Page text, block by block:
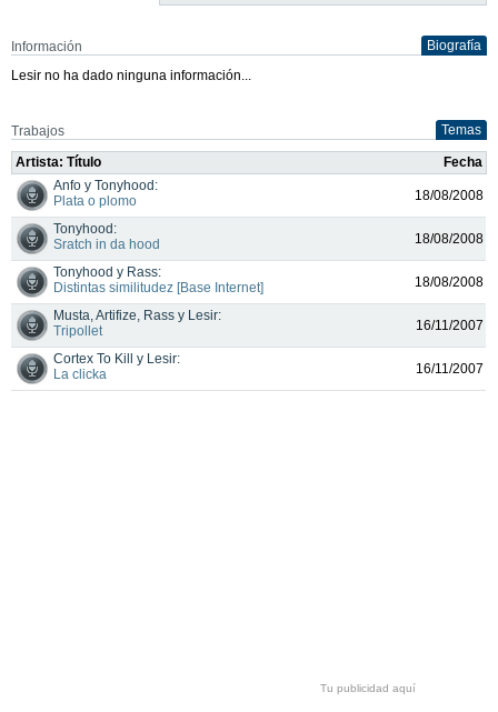
Información
Biografía
Lesir no ha dado ninguna información...
Trabajos Temas
Artista: Título
Fecha
Anfo y Tonyhood:
Plata o plomo
18/08/2008
Tonyhood:
Sratch in da hood
18/08/2008
Tonyhood y Rass:
Distintas similitudez [Base Internet]
18/08/2008
Musta, Artifize, Rass y Lesir:
Tripollet
16/11/2007
Cortex To Kill y Lesir:
La clicka
16/11/2007
Tu publicidad aquí